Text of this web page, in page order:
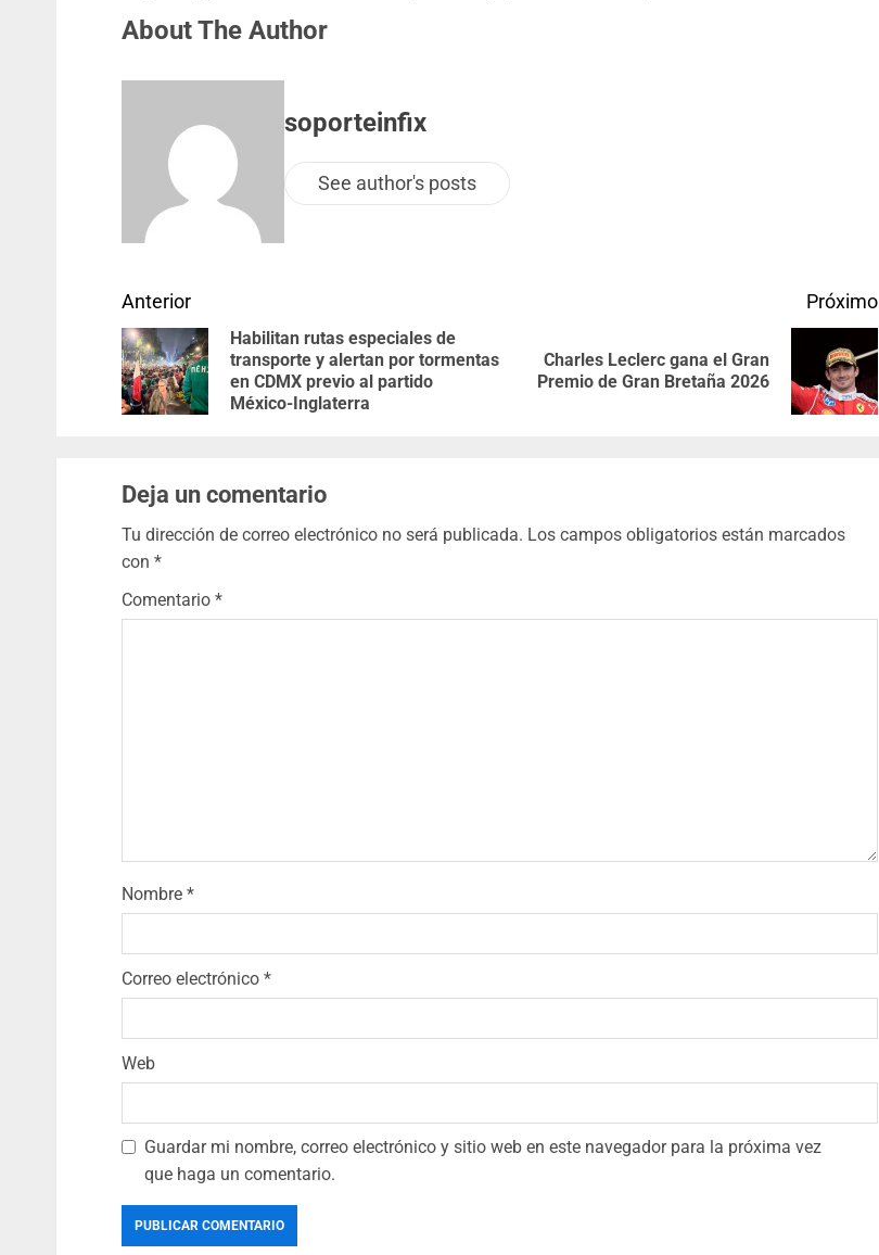
About The Author
soporteinfix
See author's posts
Anterior
Habilitan rutas especiales de
transporte y alertan por tormentas
en CDMX previo al partido
México-Inglaterra
Próximo
Charles Leclerc gana el Gran
Premio de Gran Bretaña 2026
Deja un comentario
Tu dirección de correo electrónico no será publicada. Los campos obligatorios están marcados
con *
Comentario *
Nombre *
Correo electrónico *
Web
Guardar mi nombre, correo electrónico y sitio web en este navegador para la próxima vez
que haga un comentario.